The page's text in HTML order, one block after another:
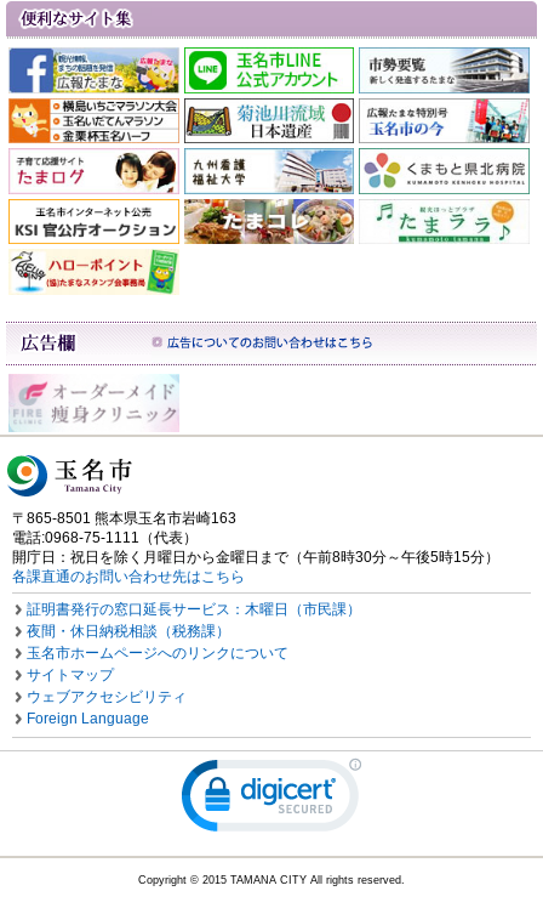
〒865-8501 熊本県玉名市岩崎163
電話:0968-75-1111（代表）
開庁日：祝日を除く月曜日から金曜日まで（午前8時30分～午後5時15分）
各課直通のお問い合わせ先はこちら
証明書発行の窓口延長サービス：木曜日（市民課）
夜間・休日納税相談（税務課）
玉名市ホームページへのリンクについて
サイトマップ
ウェブアクセシビリティ
Foreign Language
Copyright © 2015 TAMANA CITY All rights reserved.